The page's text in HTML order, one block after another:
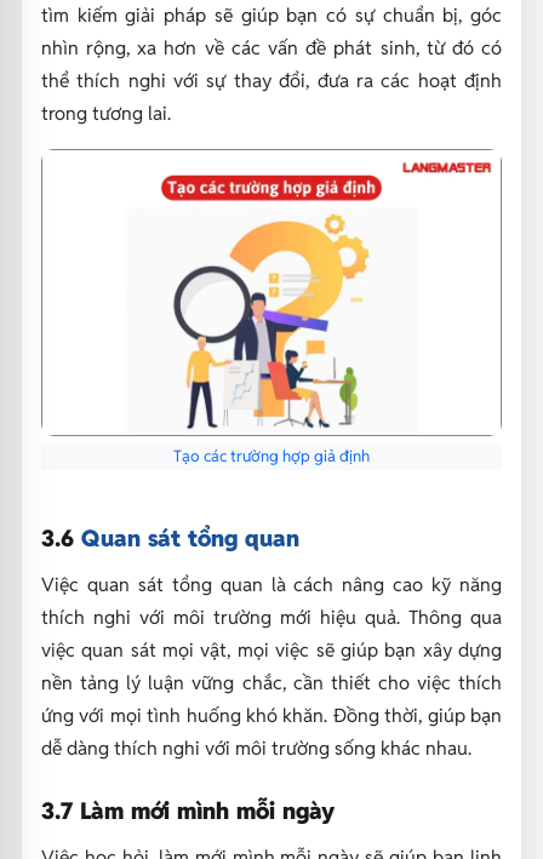
tìm kiếm giải pháp sẽ giúp bạn có sự chuẩn bị, góc
nhìn rộng, xa hơn về các vấn đề phát sinh, từ đó có
thể thích nghi với sự thay đổi, đưa ra các hoạt định
trong tương lai.
Tạo các trường hợp giả định
3.6 Quan sát tổng quan
Việc quan sát tổng quan là cách nâng cao kỹ năng
thích nghi với môi trường mới hiệu quả. Thông qua
việc quan sát mọi vật, mọi việc sẽ giúp bạn xây dựng
nền tảng lý luận vững chắc, cần thiết cho việc thích
ứng với mọi tình huống khó khăn. Đồng thời, giúp bạn
dễ dàng thích nghi với môi trường sống khác nhau.
3.7 Làm mới mình mỗi ngày